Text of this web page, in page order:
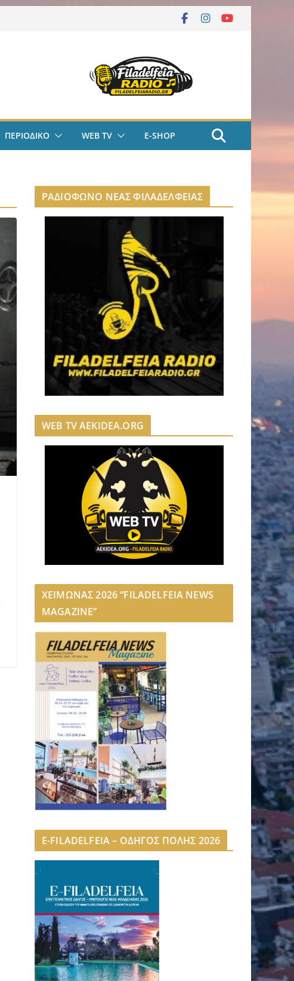
ΠΕΡΙΟΔΙΚΟ WEB TV E-SHOP
ΡΑΔΙΟΦΩΝΟ ΝΕΑΣ ΦΙΛΑΔΕΛΦΕΙΑΣ
WEB TV AEKIDEA.ORG
ΧΕΙΜΩΝΑΣ 2026 “FILADELFEIA NEWS
MAGAZINE”
E-FILADELFEIA – ΟΔΗΓΟΣ ΠΟΛΗΣ 2026